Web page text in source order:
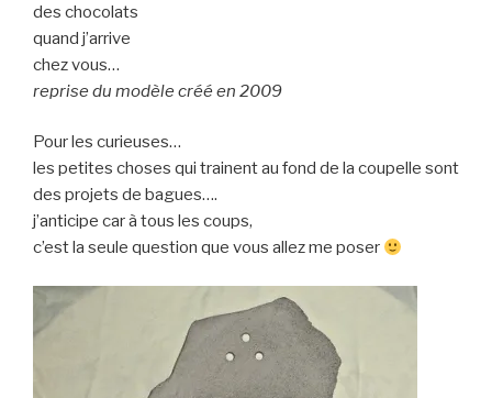
des chocolats
quand j’arrive
chez vous…
reprise du modèle créé en 2009
Pour les curieuses…
les petites choses qui trainent au fond de la coupelle sont
des projets de bagues….
j’anticipe car à tous les coups,
c’est la seule question que vous allez me poser